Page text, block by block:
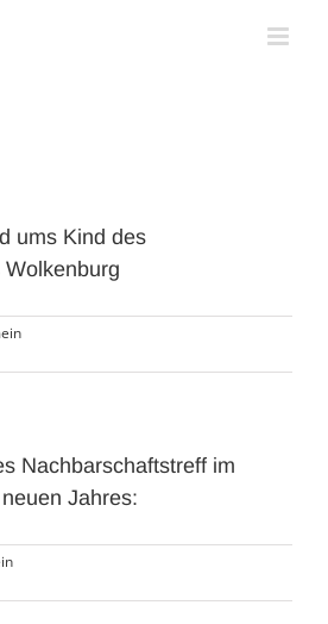
ums Kind des
Nachbarschaftstreff im
Jahres: